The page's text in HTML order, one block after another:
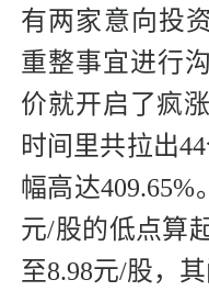
有两家意向投
重整事宜进行
价就开启了疯
时间里共拉出
幅高达409.65%
元/股的低点算
至8.98元/股，